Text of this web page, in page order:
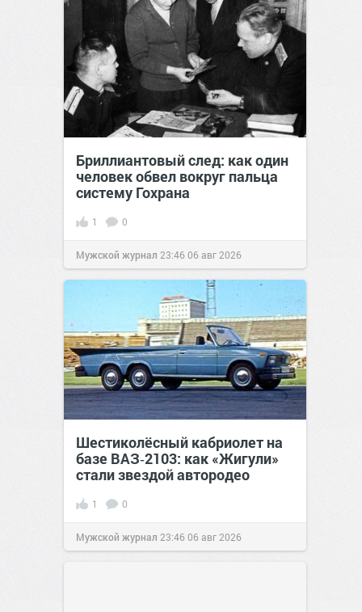
Бриллиантовый след: как один
человек обвел вокруг пальца
систему Гохрана
1 0
Мужской журнал 23:4606 авг 2026
Шестиколёсный кабриолет на
базе ВАЗ‑2103: как «Жигули»
стали звездой автородео
1 0
Мужской журнал 23:4606 авг 2026